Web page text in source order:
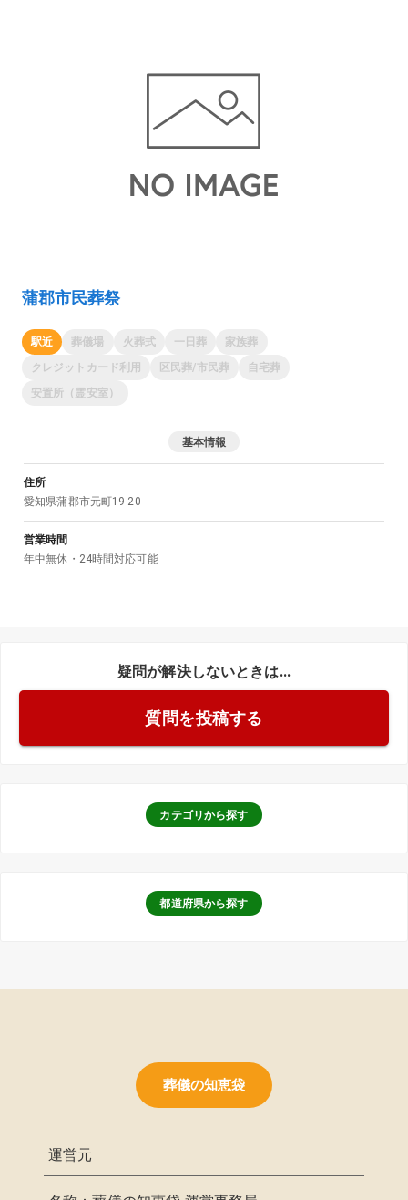
蒲郡市民葬祭
駅近 葬儀場 火葬式 一日葬
家族葬
クレジットカード利用
区民葬/市民葬
自宅葬
安置所（霊安室）
基本情報
住所
愛知県蒲郡市元町19-20
営業時間
年中無休・24時間対応可能
疑問が解決しないときは...
質問を投稿する
カテゴリから探す
都道府県から探す
葬儀の知恵袋
運営元